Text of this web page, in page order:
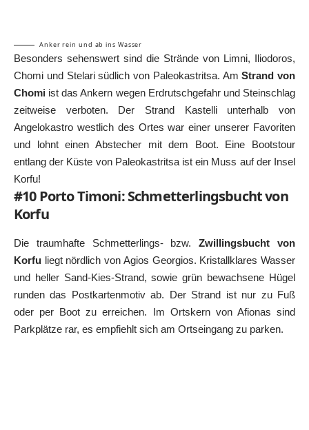
Anker rein und ab ins Wasser
Besonders sehenswert sind die Strände von Limni, Iliodoros,
Chomi und Stelari südlich von Paleokastritsa. AmStrand von
Chomi ist das Ankern wegen Erdrutschgefahr und Steinschlag
zeitweise verboten. Der Strand Kastelli unterhalb von
Angelokastro westlich des Ortes war einer unserer Favoriten
und lohnt einen Abstecher mit dem Boot. Eine Bootstour
entlang der Küste von Paleokastritsa ist ein Muss auf der Insel
Korfu!
#10 Porto Timoni: Schmetterlingsbucht von
Korfu
Die traumhafte Schmetterlings- bzw.Zwillingsbucht von
Korfu liegt nördlich von Agios Georgios. Kristallklares Wasser
und heller Sand-Kies-Strand, sowie grün bewachsene Hügel
runden das Postkartenmotiv ab. Der Strand ist nur zu Fuß
oder per Boot zu erreichen. Im Ortskern von Afionas sind
Parkplätze rar, es empfiehlt sich am Ortseingang zu parken.